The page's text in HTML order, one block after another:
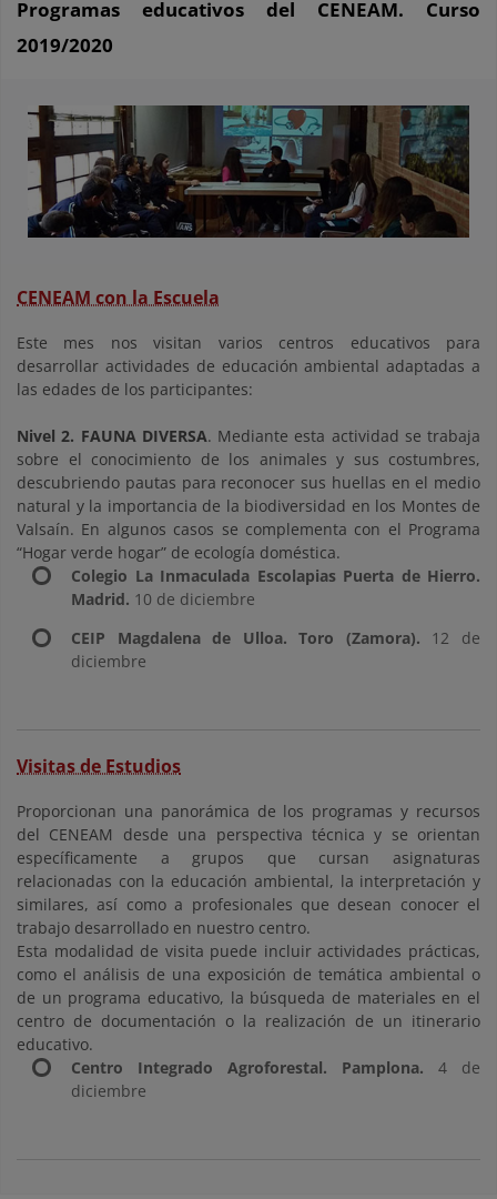
Programas educativos del CENEAM. Curso
2019/2020
CENEAM con la Escuela
Este mes nos visitan varios centros educativos para
desarrollar actividades de educación ambiental adaptadas a
las edades de los participantes:
Nivel 2. FAUNA DIVERSA. Mediante esta actividad se trabaja
sobre el conocimiento de los animales y sus costumbres,
descubriendo pautas para reconocer sus huellas en el medio
natural y la importancia de la biodiversidad en los Montes de
Valsaín. En algunos casos se complementa con el Programa
“Hogar verde hogar” de ecología doméstica.
Colegio La Inmaculada Escolapias Puerta de Hierro.
Madrid. 10 de diciembre
CEIP Magdalena de Ulloa. Toro (Zamora). 12 de
diciembre
Visitas de Estudios
Proporcionan una panorámica de los programas y recursos
del CENEAM desde una perspectiva técnica y se orientan
específicamente a grupos que cursan asignaturas
relacionadas con la educación ambiental, la interpretación y
similares, así como a profesionales que desean conocer el
trabajo desarrollado en nuestro centro.
Esta modalidad de visita puede incluir actividades prácticas,
como el análisis de una exposición de temática ambiental o
de un programa educativo, la búsqueda de materiales en el
centro de documentación o la realización de un itinerario
educativo.
Centro Integrado Agroforestal. Pamplona. 4 de
diciembre